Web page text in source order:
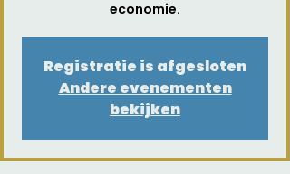
economie.
Registratie is afgesloten
Andere evenementen
bekijken